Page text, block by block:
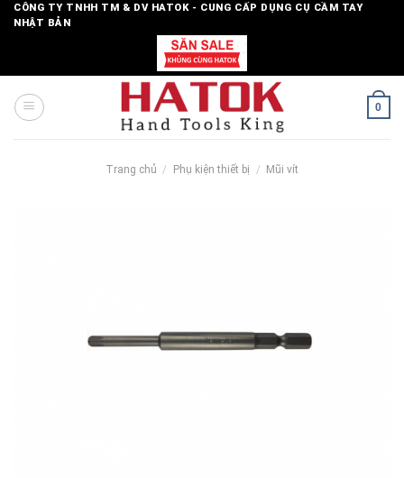
SkipCÔNG TY TNHH TM & DV HATOK - CUNG CẤP DỤNG CỤ CẦM TAY
NHẬT BẢN
0
Trang chủ / Phụ kiện thiết bị / Mũi vít